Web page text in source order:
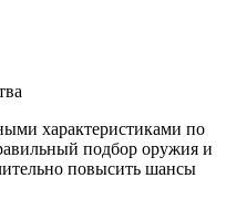
характеристиками по
подбор оружия и
повысить шансы